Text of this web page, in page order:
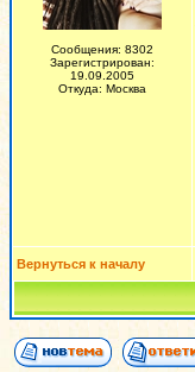
Сообщения: 8302
Зарегистрирован:
19.09.2005
Откуда: Москва
Вернуться к началу